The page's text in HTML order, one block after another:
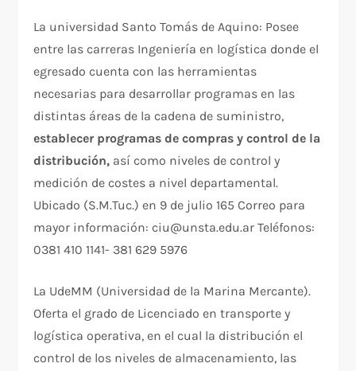
La universidad Santo Tomás de Aquino: Posee
entre las carreras Ingeniería en logística donde el
egresado cuenta con las herramientas
necesarias para desarrollar programas en las
distintas áreas de la cadena de suministro,
establecer programas de compras y control de la
distribución, así como niveles de control y
medición de costes a nivel departamental.
Ubicado (S.M.Tuc.) en 9 de julio 165 Correo para
mayor información: ciu@unsta.edu.ar Teléfonos:
0381 410 1141- 381 629 5976
La UdeMM (Universidad de la Marina Mercante).
Oferta el grado de Licenciado en transporte y
logística operativa, en el cual la distribución el
control de los niveles de almacenamiento, las